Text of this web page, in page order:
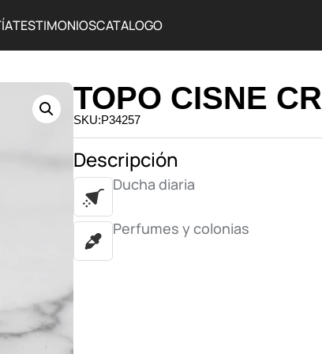
TESTIMONIOSCATALOGO
TOPO CISNE
SKU:P34257
Descripción
Ducha diaria
Perfumes y colonias